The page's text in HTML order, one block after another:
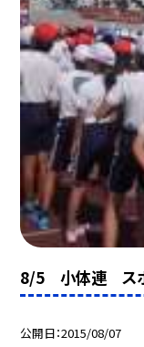
8/5 小体連 ス
公開日 2015/08/07